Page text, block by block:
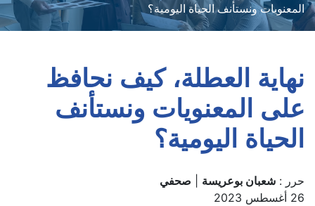
المعنويات ونستأنف الحياة اليومية؟
نهاية العطلة، كيف نحافظ
على المعنويات ونستأنف
الحياة اليومية؟
حرر : شعبان بوعريسة
صحفي
26 أغسطس 2023